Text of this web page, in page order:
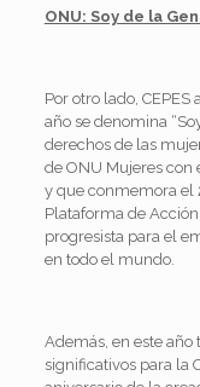
ONU: Soy de la
Por otro lado,
año se denomina
derechos de las
de ONU Mujeres
y que conmemora el
Plataforma de
progresista para el
en todo el mundo.
Además, en este
significativos para la